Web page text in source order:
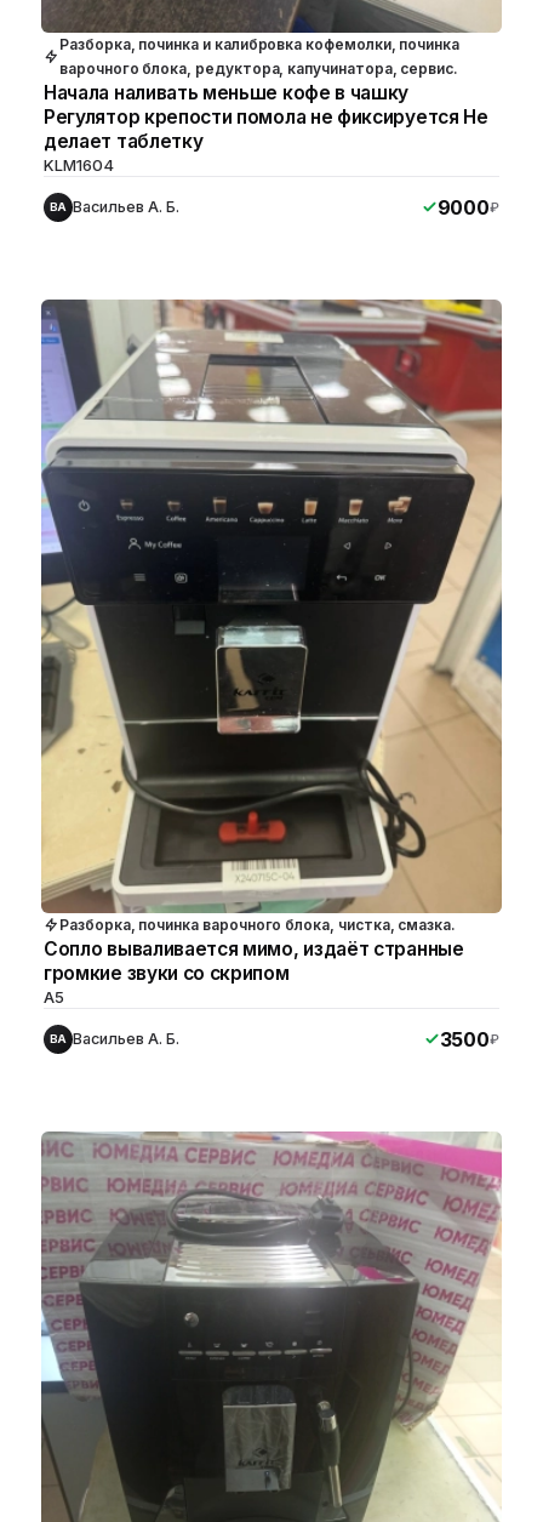
Разборка, починка и калибровка кофемолки, починка
варочного блока, редуктора, капучинатора, сервис.
Начала наливать меньше кофе в чашку
Регулятор крепости помола не фиксируется Не
делает таблетку
KLM1604
ВА Васильев А. Б. 9000₽
Разборка, починка варочного блока, чистка, смазка.
Сопло вываливается мимо, издаёт странные
громкие звуки со скрипом
A5
ВА Васильев А. Б. 3500₽